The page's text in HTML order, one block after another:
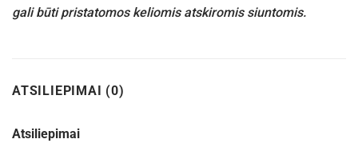
gali būti pristatomos keliomis atskiromis siuntomis.
ATSILIEPIMAI (0)
Atsiliepimai